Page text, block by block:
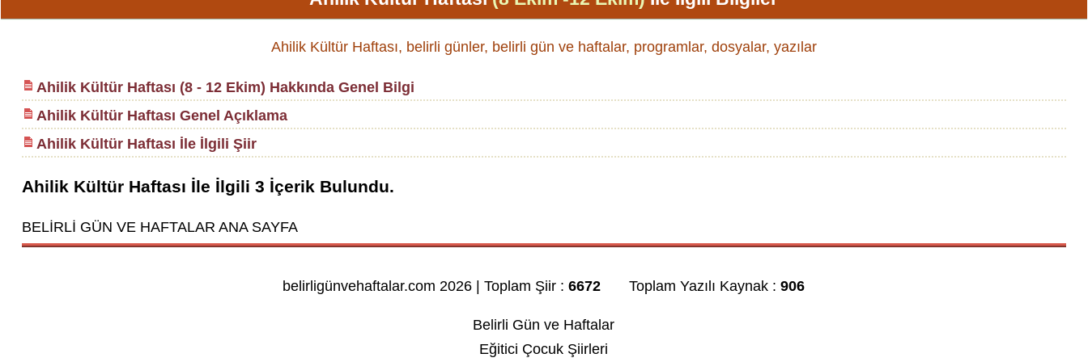
Ahilik Kültür Haftası, belirli günler, belirli gün ve haftalar, programlar, dosyalar, yazılar
Ahilik Kültür Haftası (8 - 12 Ekim) Hakkında Genel Bilgi
Ahilik Kültür Haftası Genel Açıklama
Ahilik Kültür Haftası İle İlgili Şiir
Ahilik Kültür Haftası İle İlgili 3 İçerik Bulundu.
BELİRLİ GÜN VE HAFTALAR ANA SAYFA
belirligünvehaftalar.com 2026 | Toplam Şiir :6672 Toplam Yazılı Kaynak :906
Belirli Gün ve Haftalar
Eğitici Çocuk Şiirleri